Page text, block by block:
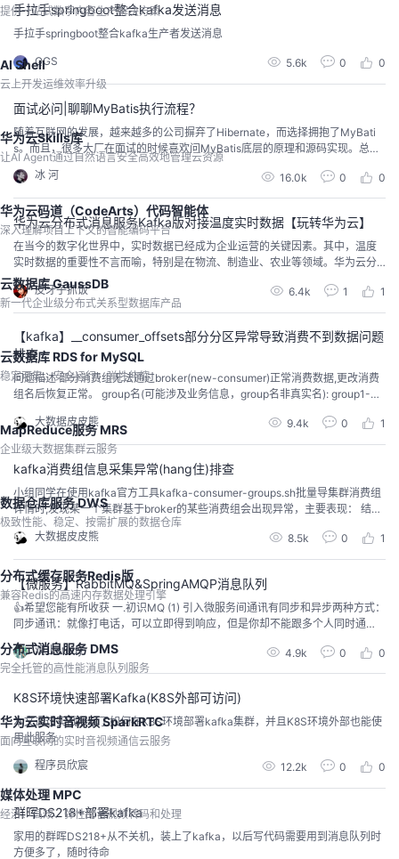
提供一站式数字内容生产解决方案
AI Shell
云上开发运维效率升级
华为云Skills库
让AI Agent通过自然语言安全高效地管理云资源
华为云码道（CodeArts）代码智能体
深入理解项目上下文的智能编码平台
云数据库 GaussDB
新一代企业级分布式关系型数据库产品
云数据库 RDS for MySQL
稳定可靠、安全运行、弹性伸缩
MapReduce服务 MRS
企业级大数据集群云服务
数据仓库服务 DWS
极致性能、稳定、按需扩展的数据仓库
分布式缓存服务Redis版
兼容Redis的高速内存数据处理引擎
分布式消息服务 DMS
完全托管的高性能消息队列服务
华为云实时音视频 SparkRTC
面向互联网的实时音视频通信云服务
媒体处理 MPC
经济、高效、弹性的音视频转码和处理
手拉手springboot整合kafka发送消息
手拉手springboot整合kafka生产者发送消息
QGS 5.6k 0 0
面试必问|聊聊MyBatis执行流程？
随着互联网的发展，越来越多的公司摒弃了Hibernate，而选择拥抱了MyBati
s。而且，很多大厂在面试的时候喜欢问MyBatis底层的原理和源码实现。总
之，MyBatis几乎成为了Java开发人员必须深入掌握的框架技术，今天，我们
就一起来深入分析MyBatis源码。文章有点长，建议先收藏后慢慢研究。整体三
万字左右，全程高能，小伙伴们可慢慢研究。
冰 河 16.0k 0 0
华为云分布式消息服务Kafka版对接温度实时数据【玩转华为云】
在当今的数字化世界中，实时数据已经成为企业运营的关键因素。其中，温度
实时数据的重要性不言而喻，特别是在物流、制造业、农业等领域。华为云分
布式消息服务Kafka版作为一种高效、可靠的消息队列服务，可以帮助企业实现
对温度实时数据的实时采集、传输和处理。本文将详细介绍如何使用华为云分
布式消息服务Kafka版对接温度实时数据。一、华为云分布式消息服务Kafka版
皮牙子抓饭 6.4k 1 1
【kafka】__consumer_offsets部分分区异常导致消费不到数据问题
排查
问题描述 部分消费组无法通过broker(new-consumer)正常消费数据,更改消费
组名后恢复正常。 group名(可能涉及业务信息，group名非真实名): group1-打
大数据皮皮熊
9.4k 0 1
kafka消费组信息采集异常(hang住)排查
小组同学在使用kafka官方工具kafka-consumer-groups.sh批量导集群消费组
详情时,发现某一个集群基于broker的某些消费组会出现异常，主要表现： 结果
不全: 只有部分分区的信息 进程会阻塞: 不会像导他消费组时那样，执行完自动
退出 大数据皮皮熊 8.5k 0 1
【微服务】RabbitMQ&SpringAMQP消息队列
👍希望您能有所收获 一.初识MQ (1) 引入微服务间通讯有同步和异步两种方式：
同步通讯：就像打电话，可以立即得到响应，但是你却不能跟多个人同时通
话。异步通讯：就像发消息，可以同时与多个人发送并接收消息，但是往往响
应会有延迟。 (2) 同步通讯我们之前学习的Feign远程调用就属于同步方式，虽
然调用可以实时得到结果，但存在下面的问题：同步调用的优点：时效性较
观止study 4.9k 0 0
K8S环境快速部署Kafka(K8S外部可访问)
本文通过实战展示了如何在K8S环境部署kafka集群，并且K8S环境外部也能使
用此服务
程序员欣宸 12.2k 0 0
群晖DS218+部署kafka
家用的群晖DS218+从不关机，装上了kafka，以后写代码需要用到消息队列时
方便多了，随时待命